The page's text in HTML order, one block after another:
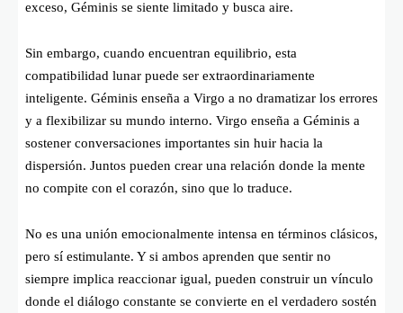
exceso, Géminis se siente limitado y busca aire.
Sin embargo, cuando encuentran equilibrio, esta
compatibilidad lunar puede ser extraordinariamente
inteligente. Géminis enseña a Virgo a no dramatizar los errores
y a flexibilizar su mundo interno. Virgo enseña a Géminis a
sostener conversaciones importantes sin huir hacia la
dispersión. Juntos pueden crear una relación donde la mente
no compite con el corazón, sino que lo traduce.
No es una unión emocionalmente intensa en términos clásicos,
pero sí estimulante. Y si ambos aprenden que sentir no
siempre implica reaccionar igual, pueden construir un vínculo
donde el diálogo constante se convierte en el verdadero sostén